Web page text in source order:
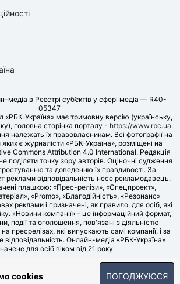
медіа в Реєстрі суб’єктів у сфері медіа — R40-
05347
«РБК-Україна» має тримовну версію (українську,
головна сторінка порталу - https://www.rbc.ua.
належать їх правовласникам. Всі фотографії на
є журналісти «РБК-Україна», розміщені на
Commons Attribution 4.0 International. Редакція
поділяти точку зору авторів. Оціночні судження
та доведенню їх правдивості. За
реклами відповідальність несе рекламодавець.
плашкою: «Прес-релізи», «Спецпроект»,
«Promo», «Благодійність», «Резонанс»
реклами і призначені, як правило, для осіб, які
«Новини компанії» - це інформаційний формат,
події та оголошення, пов'язані з діяльністю
пресрелізах, які випускають самі компанії, і за
відповідальність. Онлайн-медіа «РБК-Україна»
для осіб віком від 21 року.
LLC «UBT MEDIA», 2006-2026.
cookies ПОГОДЖУЮСЯ